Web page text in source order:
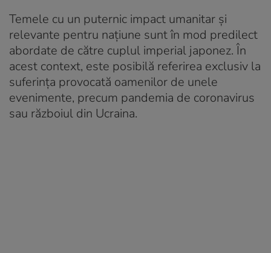
Temele cu un puternic impact umanitar şi
relevante pentru naţiune sunt în mod predilect
abordate de către cuplul imperial japonez. În
acest context, este posibilă referirea exclusiv la
suferinţa provocată oamenilor de unele
evenimente, precum pandemia de coronavirus
sau războiul din Ucraina.